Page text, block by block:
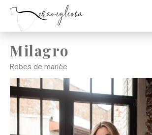
Skip
content
Milagro
Robes de mariée